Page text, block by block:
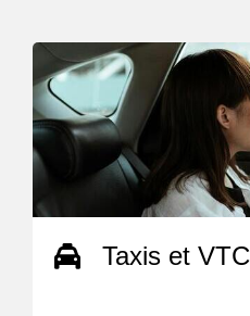
Taxis et VTC